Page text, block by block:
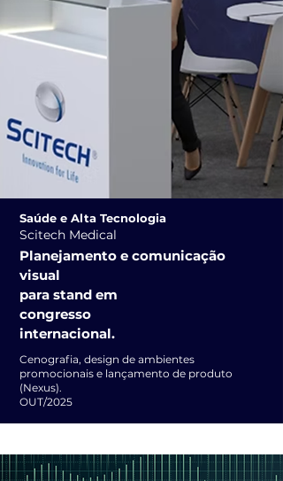
Saúde e Alta Tecnologia
Scitech Medical
Planejamento e comunicação
visual
para stand em
congresso
internacional.
Cenografia, design de ambientes
promocionais e lançamento de produto
(Nexus).
OUT/2025